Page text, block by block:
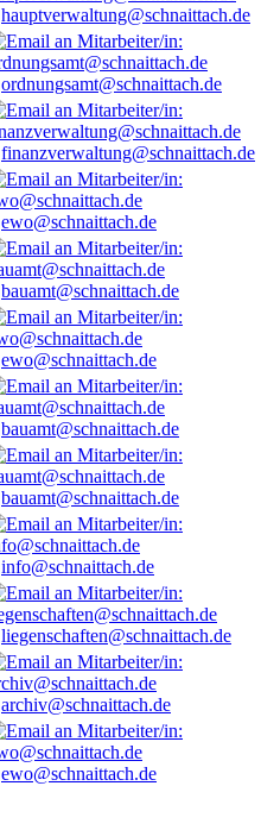
hauptverwaltung@schnaittach.de
ordnungsamt@schnaittach.de
finanzverwaltung@schnaittach.de
ewo@schnaittach.de
bauamt@schnaittach.de
ewo@schnaittach.de
bauamt@schnaittach.de
bauamt@schnaittach.de
info@schnaittach.de
liegenschaften@schnaittach.de
archiv@schnaittach.de
ewo@schnaittach.de